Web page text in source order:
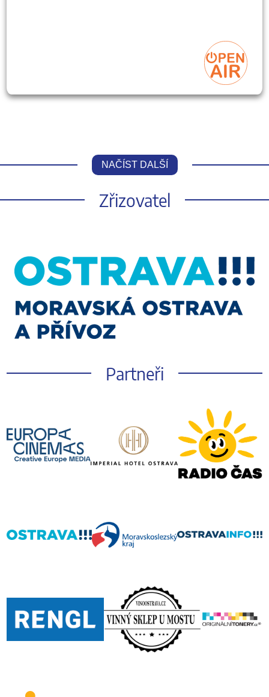
NAČÍST DALŠÍ
Zřizovatel
Partneři